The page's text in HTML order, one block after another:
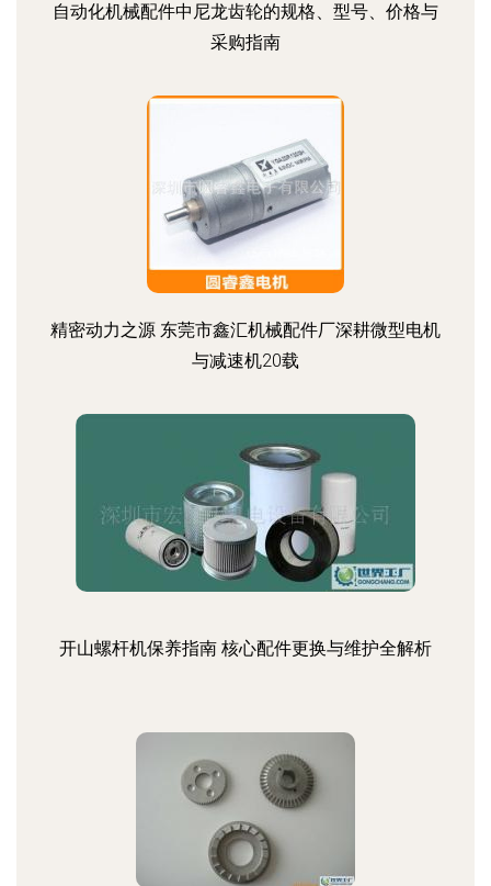
自动化机械配件中尼龙齿轮的规格、型号、价格与
采购指南
精密动力之源 东莞市鑫汇机械配件厂深耕微型电机
与减速机20载
开山螺杆机保养指南 核心配件更换与维护全解析